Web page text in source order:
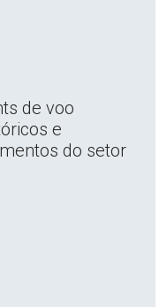
de voo
e
do setor